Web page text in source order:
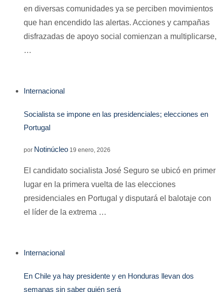
en diversas comunidades ya se perciben movimientos
que han encendido las alertas. Acciones y campañas
disfrazadas de apoyo social comienzan a multiplicarse,
…
Internacional
Socialista se impone en las presidenciales; elecciones en
Portugal
por Notinúcleo 19 enero, 2026
El candidato socialista José Seguro se ubicó en primer
lugar en la primera vuelta de las elecciones
presidenciales en Portugal y disputará el balotaje con
el líder de la extrema …
Internacional
En Chile ya hay presidente y en Honduras llevan dos
semanas sin saber quién será